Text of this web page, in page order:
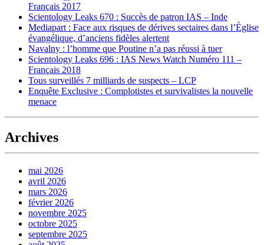
Français 2017
Scientology Leaks 670 : Succès de patron IAS – Inde
Mediapart : Face aux risques de dérives sectaires dans l’Église
évangélique, d’anciens fidèles alertent
Navalny : l’homme que Poutine n’a pas réussi à tuer
Scientology Leaks 696 : IAS News Watch Numéro 111 –
Français 2018
Tous surveillés 7 milliards de suspects – LCP
Enquête Exclusive : Complotistes et survivalistes la nouvelle
menace
Archives
mai 2026
avril 2026
mars 2026
février 2026
novembre 2025
octobre 2025
septembre 2025